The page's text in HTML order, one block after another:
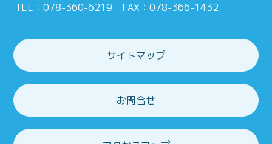
TEL：078-360-6219 FAX：078-366-1432
サイトマップ
お問合せ